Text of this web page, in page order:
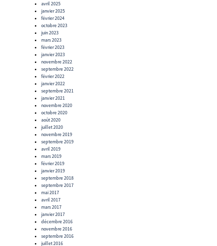
avril 2025
janvier 2025
février 2024
octobre 2023
juin 2023
mars 2023
février 2023
janvier 2023
novembre 2022
septembre 2022
février 2022
janvier 2022
septembre 2021
janvier 2021
novembre 2020
octobre 2020
août 2020
juillet 2020
novembre 2019
septembre 2019
avril 2019
mars 2019
février 2019
janvier 2019
septembre 2018
septembre 2017
mai 2017
avril 2017
mars 2017
janvier 2017
décembre 2016
novembre 2016
septembre 2016
juillet 2016